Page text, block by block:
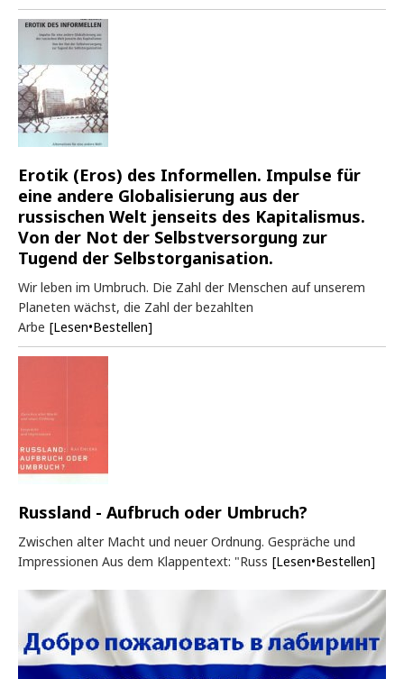
Erotik (Eros) des Informellen. Impulse für
eine andere Globalisierung aus der
russischen Welt jenseits des Kapitalismus.
Von der Not der Selbstversorgung zur
Tugend der Selbstorganisation.
Wir leben im Umbruch. Die Zahl der Menschen auf unserem
Planeten wächst, die Zahl der bezahlten
Arbe [Lesen•Bestellen]
Russland - Aufbruch oder Umbruch?
Zwischen alter Macht und neuer Ordnung. Gespräche und
Impressionen Aus dem Klappentext: "Russ [Lesen•Bestellen]